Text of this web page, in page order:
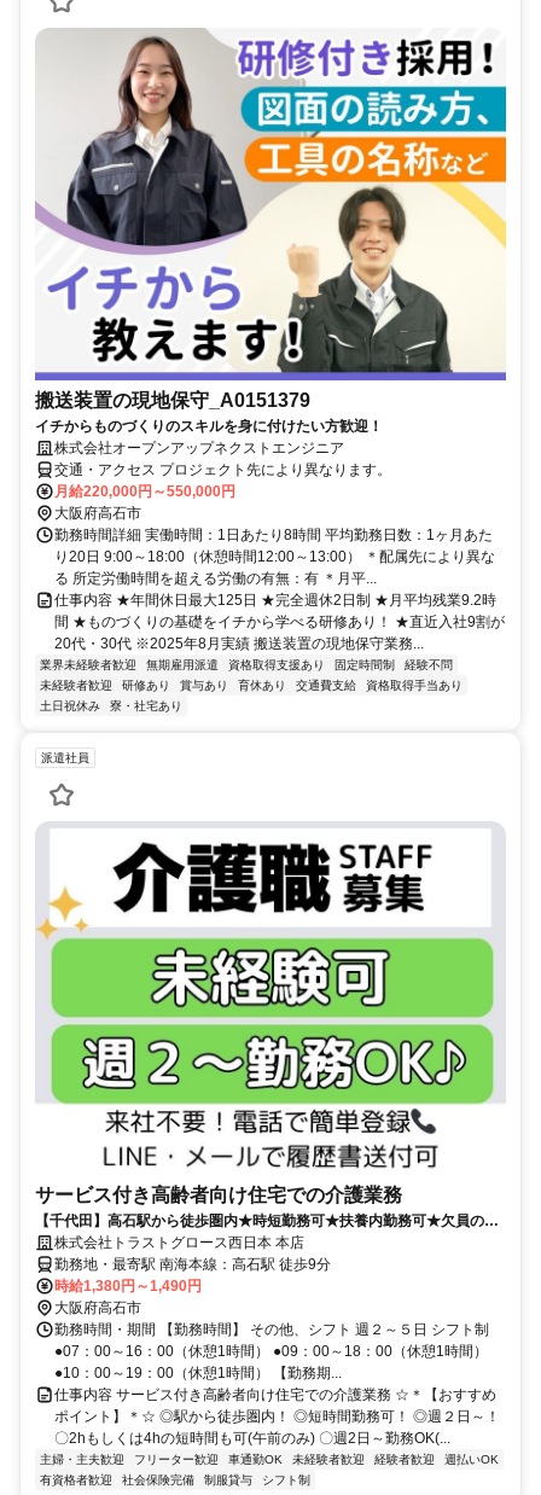
搬送装置の現地保守_A0151379
イチからものづくりのスキルを身に付けたい方歓迎！
株式会社オープンアップネクストエンジニア
交通・アクセス プロジェクト先により異なります。
月給220,000円～550,000円
大阪府高石市
勤務時間詳細 実働時間：1日あたり8時間 平均勤務日数：1ヶ月あた
り20日 9:00～18:00（休憩時間12:00～13:00） ＊配属先により異な
る 所定労働時間を超える労働の有無：有 ＊月平...
仕事内容 ★年間休日最大125日 ★完全週休2日制 ★月平均残業9.2時
間 ★ものづくりの基礎をイチから学べる研修あり！ ★直近入社9割が
20代・30代 ※2025年8月実績 搬送装置の現地保守業務...
業界未経験者歓迎 無期雇用派遣 資格取得支援あり 固定時間制
経験不問
未経験者歓迎
研修あり 賞与あり 育休あり 交通費支給
資格取得手当あり
土日祝休み
寮・社宅あり
派遣社員
サービス付き高齢者向け住宅での介護業務
【千代田】高石駅から徒歩圏内★時短勤務可★扶養内勤務可★欠員のた
め急募！！/1-11268F/最寄り:高石駅
株式会社トラストグロース西日本 本店
勤務地・最寄駅 南海本線：高石駅 徒歩9分
時給1,380円～1,490円
大阪府高石市
勤務時間・期間 【勤務時間】 その他、シフト 週２～５日 シフト制
●07：00～16：00（休憩1時間） ●09：00～18：00（休憩1時間）
●10：00～19：00（休憩1時間） 【勤務期...
仕事内容 サービス付き高齢者向け住宅での介護業務 ☆＊【おすすめ
ポイント】＊☆ ◎駅から徒歩圏内！ ◎短時間勤務可！ ◎週２日～！
〇2hもしくは4hの短時間も可(午前のみ) 〇週2日～勤務OK(...
主婦・主夫歓迎 フリーター歓迎 車通勤OK 未経験者歓迎 経験者歓迎
週払いOK
有資格者歓迎
社会保険完備 制服貸与 シフト制